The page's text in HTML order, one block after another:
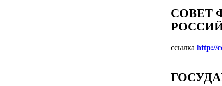
СОВЕТ
ссылка http://